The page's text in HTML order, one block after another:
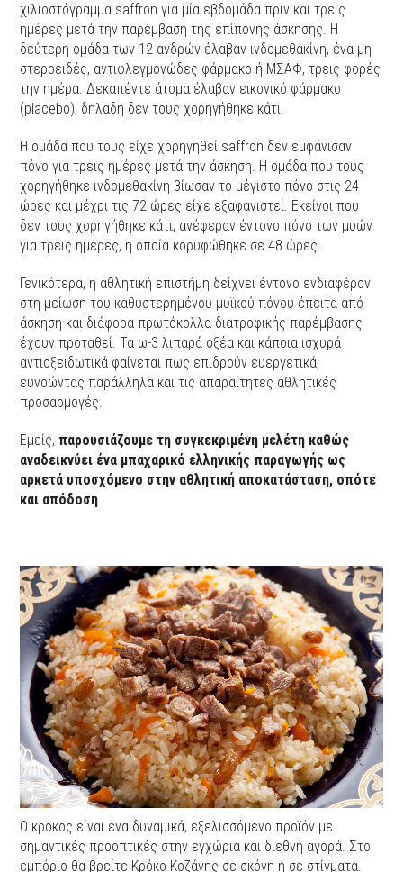
χιλιοστόγραμμα saffron για μία εβδομάδα πριν και τρεις
ημέρες μετά την παρέμβαση της επίπονης άσκησης. Η
δεύτερη ομάδα των 12 ανδρών έλαβαν ινδομεθακίνη, ένα μη
στεροειδές, αντιφλεγμονώδες φάρμακο ή ΜΣΑΦ, τρεις φορές
την ημέρα. Δεκαπέντε άτομα έλαβαν εικονικό φάρμακο
(placebo), δηλαδή δεν τους χορηγήθηκε κάτι.
Η ομάδα που τους είχε χορηγηθεί saffron δεν εμφάνισαν
πόνο για τρεις ημέρες μετά την άσκηση. Η ομάδα που τους
χορηγήθηκε ινδομεθακίνη βίωσαν το μέγιστο πόνο στις 24
ώρες και μέχρι τις 72 ώρες είχε εξαφανιστεί. Εκείνοι που
δεν τους χορηγήθηκε κάτι, ανέφεραν έντονο πόνο των μυών
για τρεις ημέρες, η οποία κορυφώθηκε σε 48 ώρες.
Γενικότερα, η αθλητική επιστήμη δείχνει έντονο ενδιαφέρον
στη μείωση του καθυστερημένου μυϊκού πόνου έπειτα από
άσκηση και διάφορα πρωτόκολλα διατροφικής παρέμβασης
έχουν προταθεί. Τα ω-3 λιπαρά οξέα και κάποια ισχυρά
αντιοξειδωτικά φαίνεται πως επιδρούν ευεργετικά,
ευνοώντας παράλληλα και τις απαραίτητες αθλητικές
προσαρμογές.
Εμείς,παρουσιάζουμε τη συγκεκριμένη μελέτη καθώς
αναδεικνύει ένα μπαχαρικό ελληνικής παραγωγής ως
αρκετά υποσχόμενο στην αθλητική αποκατάσταση, οπότε
και απόδοση.
Ο κρόκος είναι ένα δυναμικά, εξελισσόμενο προϊόν με
σημαντικές προοπτικές στην εγχώρια και διεθνή αγορά. Στο
εμπόριο θα βρείτε Κρόκο Κοζάνης σε σκόνη ή σε στίγματα.